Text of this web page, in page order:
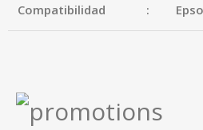
Compatibilidad :